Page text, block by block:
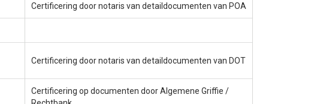
Certificering door notaris van detaildocumenten van POA
Certificering door notaris van detaildocumenten van DOT
Certificering op documenten door Algemene Griffie /